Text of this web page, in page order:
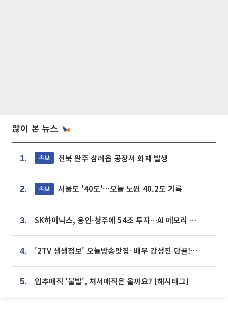
많이 본 뉴스
1. 속보 전북 완주 삼례읍 공장서 화재 발생
2. 속보 서울도 '40도'…오늘 노원 40.2도 기록
3. SK하이닉스, 용인·청주에 54조 투자…AI 메모리 생산기지 키운다
4. '2TV 생생정보' 오늘방송맛집- 배우 강성진 단골! 쌀국수ㆍ푸팟퐁 커리 맛집 '블○○○'
5. 입추매직 '불발', 처서매직은 올까요? [해시태그]